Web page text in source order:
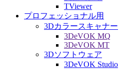
TViewer
プロフェッショナル用
3Dカラースキャナー
3DeVOK MQ
3DeVOK MT
3Dソフトウェア
3DeVOK Studio